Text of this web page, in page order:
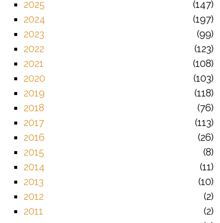
2025
147
2024
197
2023
99
2022
123
2021
108
2020
103
2019
118
2018
76
2017
113
2016
26
2015
8
2014
11
2013
10
2012
2
2011
2